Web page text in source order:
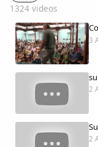
Foros
Idiosincrasia
Diccionario
Traductor
1324 videos
3
2
2